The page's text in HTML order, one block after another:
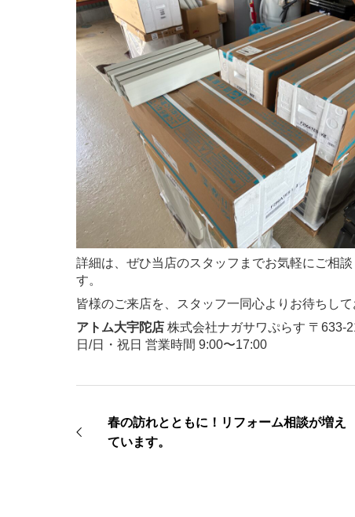
詳細は、ぜひ当店のスタッフまでお気軽にご相
す。
皆様のご来店を、スタッフ一同心よりお待ちして
アトム大宇陀店 株式会社ナガサワぷらす 〒633-
日/日・祝日 営業時間 9:00〜17:00
春の訪れとともに！リフォーム相談が増え
ています。